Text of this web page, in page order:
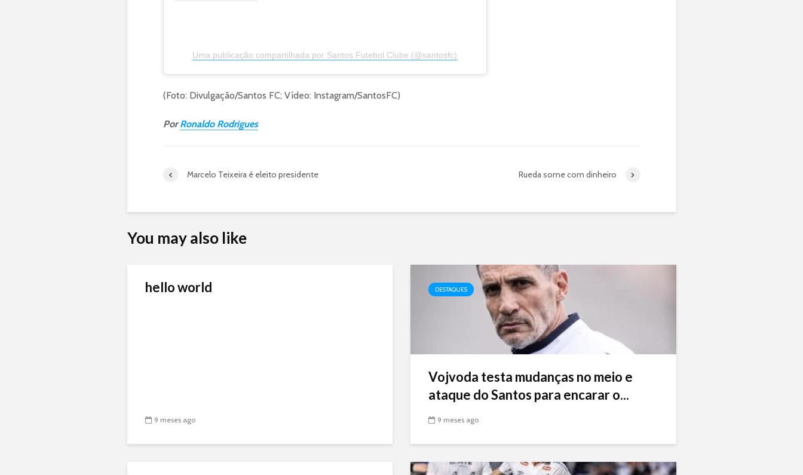
Uma publicação compartilhada por Santos Futebol Clube (@santosfc)
(Foto: Divulgação/Santos FC; Vídeo: Instagram/SantosFC)
PorRonaldo Rodrigues
Marcelo Teixeira é eleito presidente Rueda some com dinheiro
You may also like
hello world
9 meses ago
DESTAQUES
Vojvoda testa mudanças no meio e
ataque do Santos para encarar o...
9 meses ago